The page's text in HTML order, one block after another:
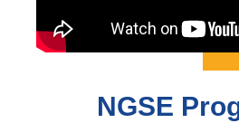
NGSE